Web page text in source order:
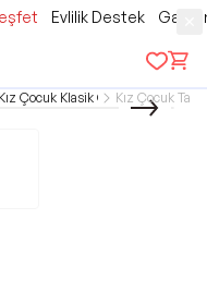
Evlilik Destek
Kız Çocuk Klasik GiyimKız Çocuk